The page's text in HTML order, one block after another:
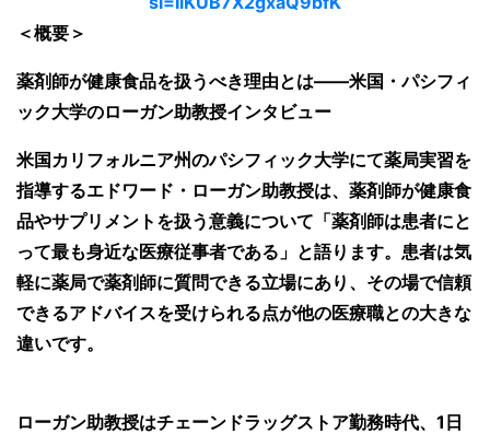
＜概要＞
薬剤師が健康食品を扱うべき理由とは——米国・パシフィ
ック大学のローガン助教授インタビュー
米国カリフォルニア州のパシフィック大学にて薬局実習を
指導するエドワード・ローガン助教授は、薬剤師が健康食
品やサプリメントを扱う意義について「薬剤師は患者にと
って最も身近な医療従事者である」と語ります。患者は気
軽に薬局で薬剤師に質問できる立場にあり、その場で信頼
できるアドバイスを受けられる点が他の医療職との大きな
違いです。
ローガン助教授はチェーンドラッグストア勤務時代、1日